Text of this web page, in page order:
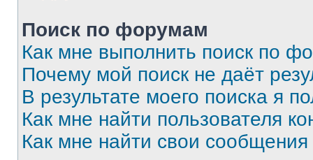
Поиск по форумам
Как мне выполнить поиск по
Почему мой поиск не даёт
В результате моего поиска я
Как мне найти пользователя
Как мне найти свои